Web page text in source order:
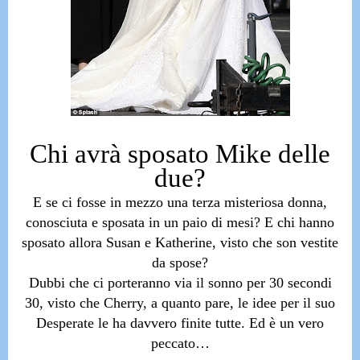
Chi avrà sposato Mike delle
due?
E se ci fosse in mezzo una terza misteriosa donna,
conosciuta e sposata in un paio di mesi? E chi hanno
sposato allora Susan e Katherine, visto che son vestite
da spose?
Dubbi che ci porteranno via il sonno per 30 secondi
30, visto che Cherry, a quanto pare, le idee per il suo
Desperate le ha davvero finite tutte. Ed è un vero
peccato…